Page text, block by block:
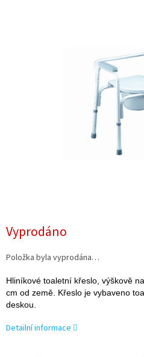
Vyprodáno
Položka byla vyprodána…
Hliníkové toaletní křeslo, výškově
cm od země. Křeslo je vybaveno
deskou.
Detailní informace